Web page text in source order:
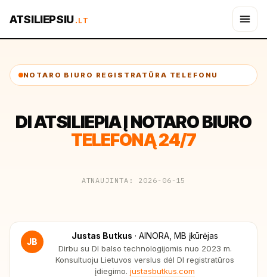
ATSILIEPSIU.LT
NOTARO BIURO REGISTRATŪRA TELEFONU
DI ATSILIEPIA Į NOTARO BIURO
TELEFONĄ 24/7
ATNAUJINTA: 2026-06-15
JB
Justas Butkus · AINORA, MB įkūrėjas
Dirbu su DI balso technologijomis nuo 2023 m.
Konsultuoju Lietuvos verslus dėl DI registratūros
įdiegimo. justasbutkus.com